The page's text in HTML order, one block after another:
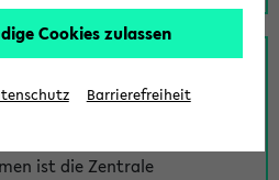
verwalteten
Hörsälen und vom eKVV
ist die Zentrale
Cookies zulassen
Barrierefreiheit